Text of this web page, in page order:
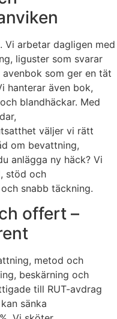
Vi arbetar dagligen med
liguster som svarar
som ger en tät
hanterar även bok,
blandhäckar. Med
väljer vi rätt
om bevattning,
anlägga ny häck? Vi
stöd och
snabb täckning.
offert –
metod och
beskärning och
till RUT-avdrag
sänka